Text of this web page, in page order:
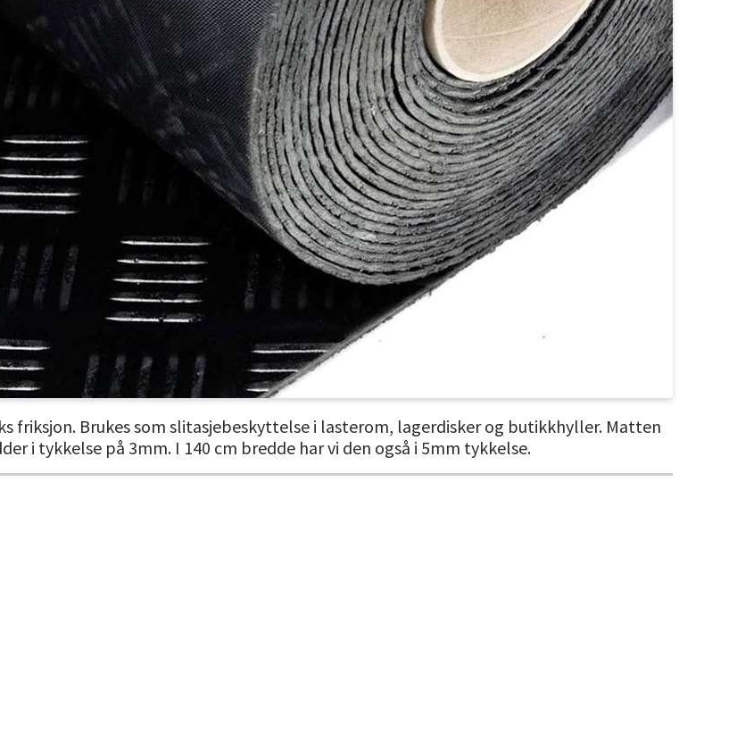
Brukes som slitasjebeskyttelse i lasterom, lagerdisker og butikkhyller. Matten
i tykkelse på 3mm. I 140 cm bredde har vi den også i 5mm tykkelse.